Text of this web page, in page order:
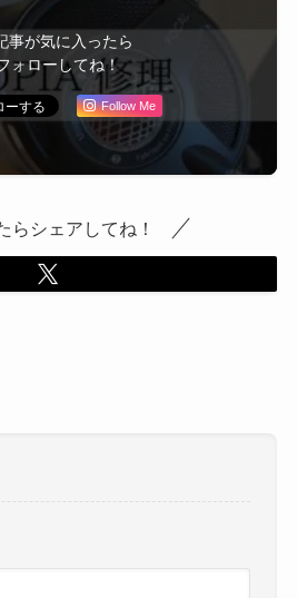
事が気に入ったら
ォローしてね！
Follow Me
らシェアしてね！